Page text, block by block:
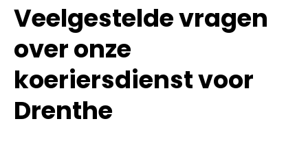
Veelgestelde vragen
over onze
koeriersdienst voor
Drenthe